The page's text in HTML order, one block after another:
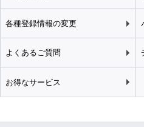
各種登録情報の変更
よくあるご質問
お得なサービス